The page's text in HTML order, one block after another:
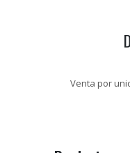
Venta por